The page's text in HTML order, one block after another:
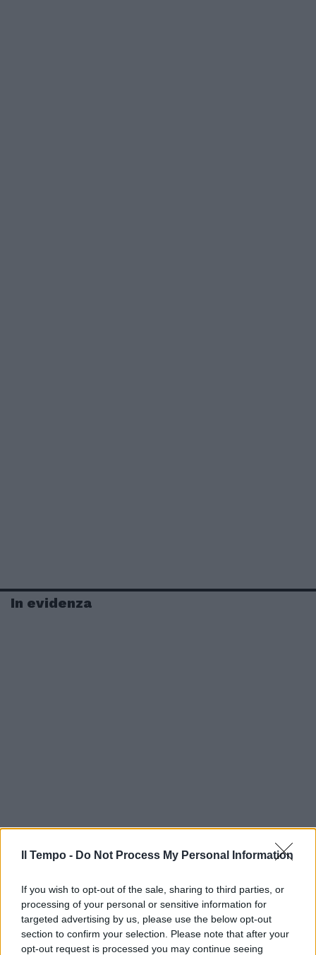
Il Tempo - Do Not Process My Personal Information
If you wish to opt-out of the sale, sharing to third parties, or
processing of your personal or sensitive information for
targeted advertising by us, please use the below opt-out
section to confirm your selection. Please note that after your
opt-out request is processed you may continue seeing
In evidenza